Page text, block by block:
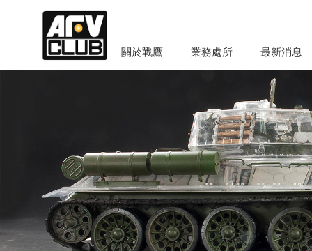
關於戰鷹 業務處所 最新消息